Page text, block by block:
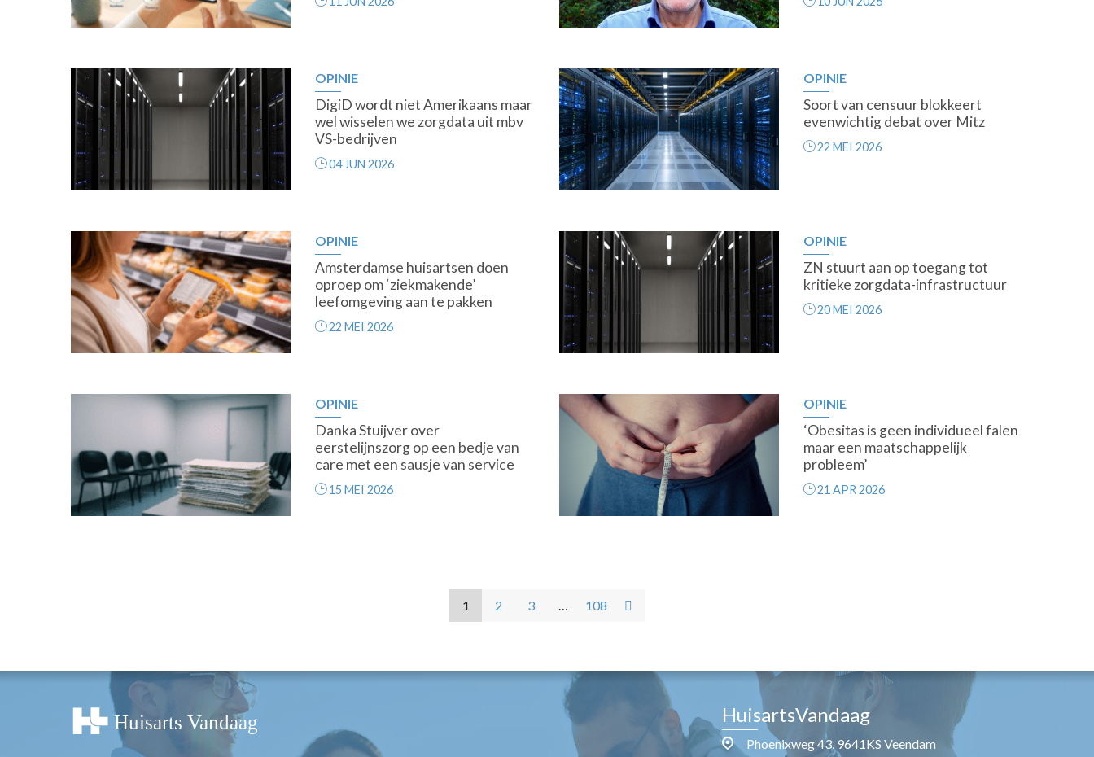
Premium
OPINIE
DigiD wordt niet Amerikaans maar
wel wisselen we zorgdata uit mbv
VS-bedrijven
04 JUN 2026
Premium
OPINIE
Soort van censuur blokkeert
evenwichtig debat over Mitz
22 MEI 2026
Premium
OPINIE
Amsterdamse huisartsen doen
oproep om ‘ziekmakende’
leefomgeving aan te pakken
22 MEI 2026
Premium
OPINIE
ZN stuurt aan op toegang tot
kritieke zorgdata-infrastructuur
20 MEI 2026
OPINIE
Danka Stuijver over
eerstelijnszorg op een bedje van
care met een sausje van service
15 MEI 2026
Premium
OPINIE
‘Obesitas is geen individueel falen
maar een maatschappelijk
probleem’
21 APR 2026
1 2 3 … 108
HuisartsVandaag
Phoenixweg 43, 9641KS Veendam